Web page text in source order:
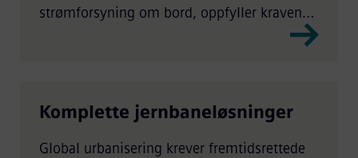
strømforsyning om bord, oppfyller kravene
Komplette jernbaneløsninger
Global urbanisering krever fremtidsrettede